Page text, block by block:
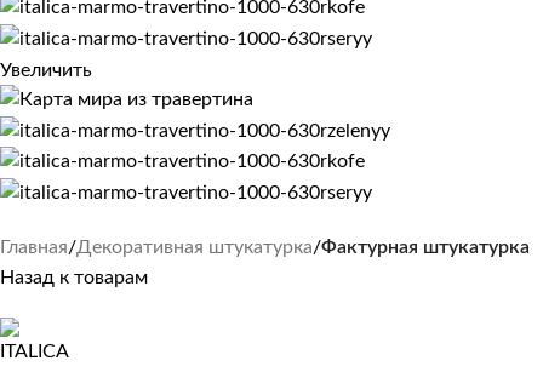
Увеличить
Главная Декоративная штукатурка Фактурная штукатурка
Назад к товарам